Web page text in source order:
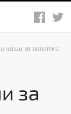
чаши за напитки
за